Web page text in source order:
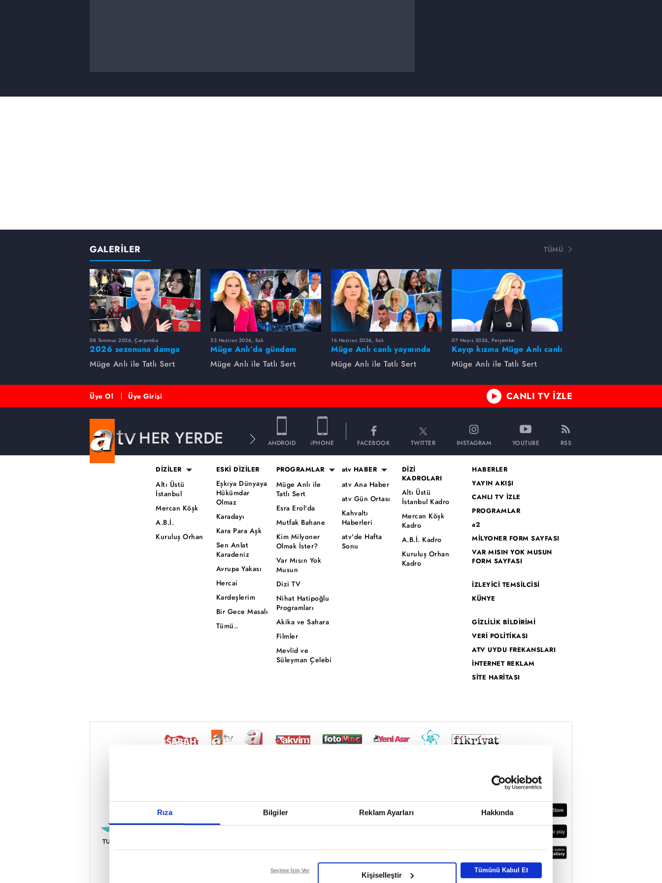
Rıza Bilgiler Reklam Ayarları Hakkında
Reddet
Seçime İzin Ver
Kişiselleştir
Tümünü Kabul Et
GALERİLER TÜMÜ
08 Temmuz 2026, Çarşamba
2026 sezonuna damga
vuran 5 Müge Anlı
dosyası...
Müge Anlı ile Tatlı Sert
23 Haziran 2026, Salı
Müge Anlı’da gündem
sarsıldı! Kayıp dosyaları ve
aile ihanetleri herkesi şoke
Müge Anlı ile Tatlı Sert
16 Haziran 2026, Salı
Müge Anlı canlı yayınında
dikkat çeken gelişmeler
yaşandı. Kayıp,
Müge Anlı ile Tatlı Sert
07 Mayıs 2026, Perşembe
Kayıp kızına Müge Anlı canlı
yayında kavuştu
Müge Anlı ile Tatlı Sert
Üye Ol Üye Girişi CANLI TV İZLE
HER YERDE ANDROID iPHONE FACEBOOK TWITTER INSTAGRAM YOUTUBE RSS
DİZİLER
Altı Üstü
İstanbul
Mercan Köşk
A.B.İ.
Kuruluş Orhan
ESKİ DİZİLER
Eşkıya Dünyaya
Hükümdar
Olmaz
Karadayı
Kara Para Aşk
Sen Anlat
Karadeniz
Avrupa Yakası
Hercai
Kardeşlerim
Bir Gece Masalı
Tümü..
PROGRAMLAR
Müge Anlı ile
Tatlı Sert
Esra Erol'da
Mutfak Bahane
Kim Milyoner
Olmak İster?
Var Mısın Yok
Musun
Dizi TV
Nihat Hatipoğlu
Programları
Akika ve Sahara
Filmler
Mevlid ve
Süleyman Çelebi
atv HABER
atv Ana Haber
atv Gün Ortası
Kahvaltı
Haberleri
atv'de Hafta
Sonu
DİZİ
KADROLARI
Altı Üstü
İstanbul Kadro
Mercan Köşk
Kadro
A.B.İ. Kadro
Kuruluş Orhan
Kadro
HABERLER
YAYIN AKIŞI
CANLI TV İZLE
PROGRAMLAR
a2
MİLYONER FORM SAYFASI
VAR MISIN YOK MUSUN
FORM SAYFASI
İZLEYİCİ TEMSİLCİSİ
KÜNYE
GİZLİLİK BİLDİRİMİ
VERİ POLİTİKASI
ATV UYDU FREKANSLARI
İNTERNET REKLAM
SİTE HARİTASI